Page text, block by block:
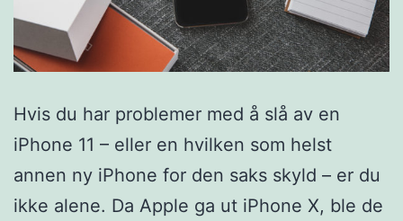
Hvis du har problemer med å slå av en
iPhone 11 – eller en hvilken som helst
annen ny iPhone for den saks skyld – er du
ikke alene. Da Apple ga ut iPhone X, ble de